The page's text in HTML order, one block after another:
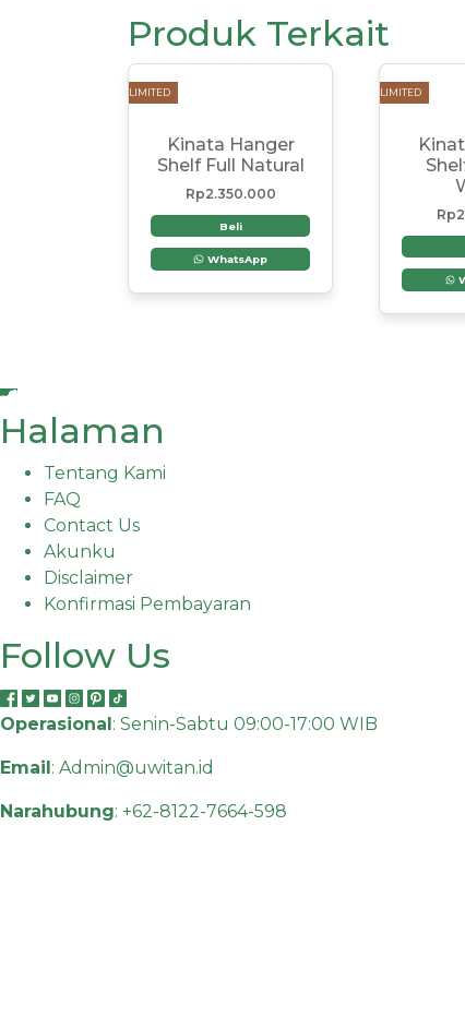
Produk Terkait
LIMITED
Kinata Hanger
Shelf Full Natural
Rp2.350.000
Beli
WhatsApp
LIMITED
Rp
Halaman
Tentang Kami
FAQ
Contact Us
Akunku
Disclaimer
Konfirmasi Pembayaran
Follow Us
Operasional: Senin-Sabtu 09:00-17:00 WIB
Email: Admin@uwitan.id
Narahubung: +62-8122-7664-598